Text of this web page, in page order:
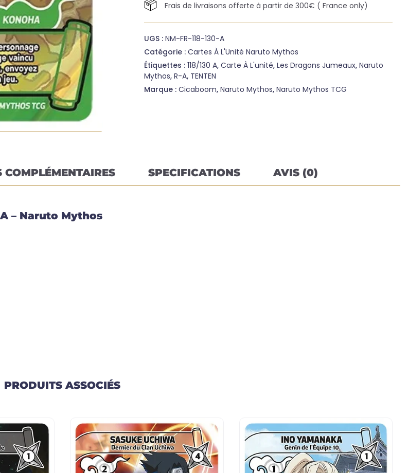
Frais de livraisons offerte à partir de 300€ ( France only)
UGS :NM-FR-118-130-A
Catégorie :Cartes À L'Unité Naruto Mythos
Étiquettes :118/130 A,Carte À L'unité,Les Dragons Jumeaux,Naruto
Mythos,R-A, TENTEN
Marque :Cicaboom,Naruto Mythos,Naruto Mythos TCG
SPECIFICATIONS AVIS (0)
A – Naruto Mythos
PRODUITS ASSOCIÉS